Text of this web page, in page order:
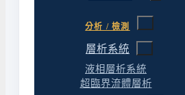
分析 / 檢測
層析系統
液相層析系統
超臨界流體層析